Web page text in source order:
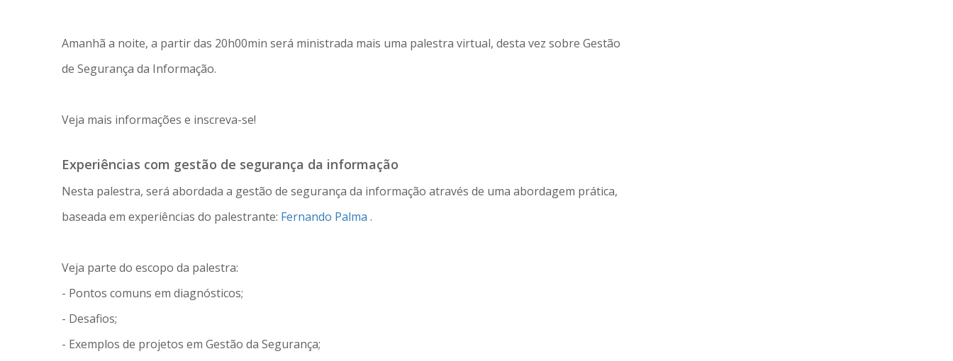
Amanhã a noite, a partir das 20h00min será ministrada mais uma palestra virtual, desta vez sobre Gestão
de Segurança da Informação.
Veja mais informações e inscreva-se!
Experiências com gestão de segurança da informação
Nesta palestra, será abordada a gestão de segurança da informação através de uma abordagem prática,
baseada em experiências do palestrante: Fernando Palma .
Veja parte do escopo da palestra:
- Pontos comuns em diagnósticos;
- Desafios;
- Exemplos de projetos em Gestão da Segurança;